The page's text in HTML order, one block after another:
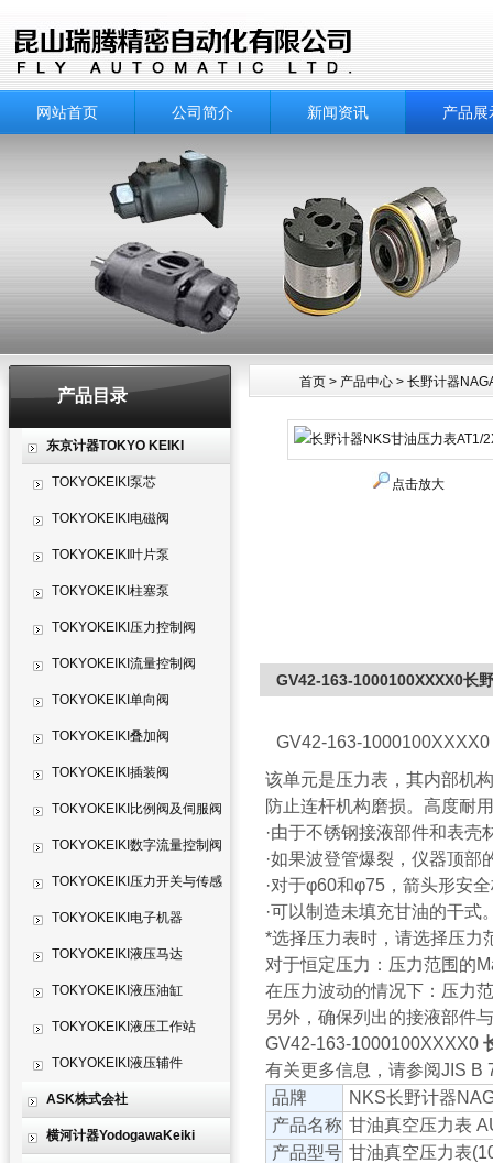
网站首页 公司简介 新闻资讯 产品展
产品目录
东京计器TOKYO KEIKI
TOKYOKEIKI泵芯
TOKYOKEIKI电磁阀
TOKYOKEIKI叶片泵
TOKYOKEIKI柱塞泵
TOKYOKEIKI压力控制阀
TOKYOKEIKI流量控制阀
TOKYOKEIKI单向阀
TOKYOKEIKI叠加阀
TOKYOKEIKI插装阀
TOKYOKEIKI比例阀及伺服阀
TOKYOKEIKI数字流量控制阀
TOKYOKEIKI压力开关与传感
器 TOKYOKEIKI电子机器
TOKYOKEIKI液压马达
TOKYOKEIKI液压油缸
TOKYOKEIKI液压工作站
TOKYOKEIKI液压辅件
ASK株式会社
横河计器YodogawaKeiki
首页 > 产品中心 > 长野计器
点击放大
GV42-163-1000100XXXX0长
GV42-163-1000100XXXX0
该单元是压力表，其内部机
防止连杆机构磨损。高度耐
·由于不锈钢接液部件和表
·如果波登管爆裂，仪器顶
·对于φ60和φ75，箭头形安
·可以制造未填充甘油的干式
*选择压力表时，请选择压力
对于恒定压力：压力范围的
在压力波动的情况下：压力
另外，确保列出的接液部件
GV42-163-1000100XXXX0
有关更多信息，请参阅JIS B
品牌
NKS长野计器
产品名称 甘油真空压力表
产品型号 甘油真空压力表